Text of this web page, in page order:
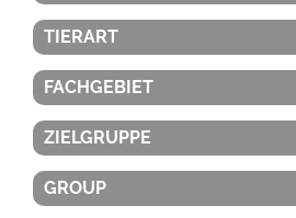
TIERART
FACHGEBIET
ZIELGRUPPE
GROUP